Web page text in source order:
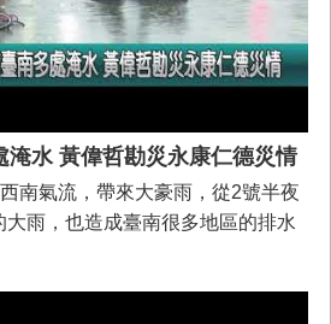
淹水 黃偉哲勘災永康仁德災情
南氣流，帶來大豪雨，從2號半夜
大雨，也造成臺南很多地區的排水